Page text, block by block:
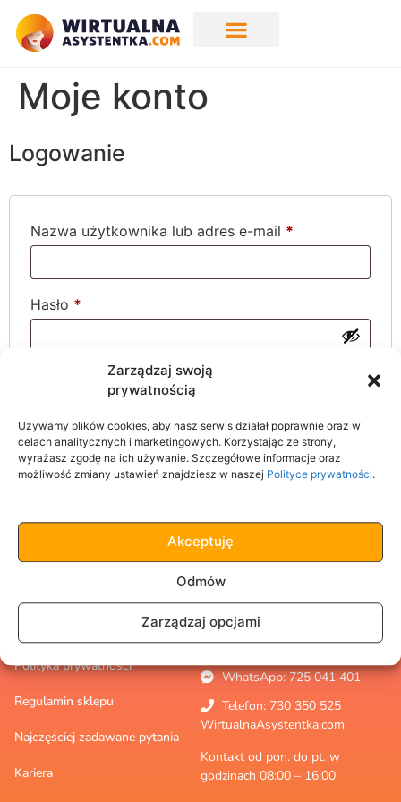
Zarządzaj swoją
prywatnością
Używamy plików cookies, aby nasz serwis działał poprawnie oraz w
celach analitycznych i marketingowych. Korzystając ze strony,
wyrażasz zgodę na ich używanie. Szczegółowe informacje oraz
możliwość zmiany ustawień znajdziesz w naszej Polityce prywatności.
Akceptuję
Odmów
Zarządzaj opcjami
Moje konto
Logowanie
Nazwa użytkownika lub adres e-mail *
Hasło *
Zapamiętaj mnie
Nie pamiętasz hasła?
Wirtualna Asystentka to osoba, która pomaga Ci rozwijać swój
biznes. A u nas takich Asystentek znajdziesz wiele!
W WirtualnaAsystentka.com Tworzymy zespół ekspertów,
którzy kompleksowo zaopiekują się Twoją marką – zajmą się
administracją, marketingiem czy grafiką.
Polityka prywatności
Regulamin sklepu
Najczęściej zadawane pytania
Kariera
biuro@wirtualnaasystentka.com
WhatsApp: 725 041 401
Telefon: 730 350 525
WirtualnaAsystentka.com
Kontakt od pon. do pt. w
godzinach 08:00 – 16:00